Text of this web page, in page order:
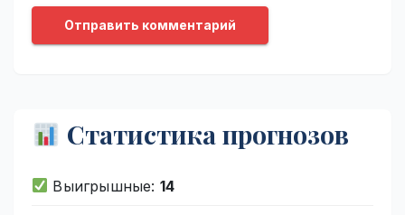
Статистика прогнозов
Выигрышные: 14